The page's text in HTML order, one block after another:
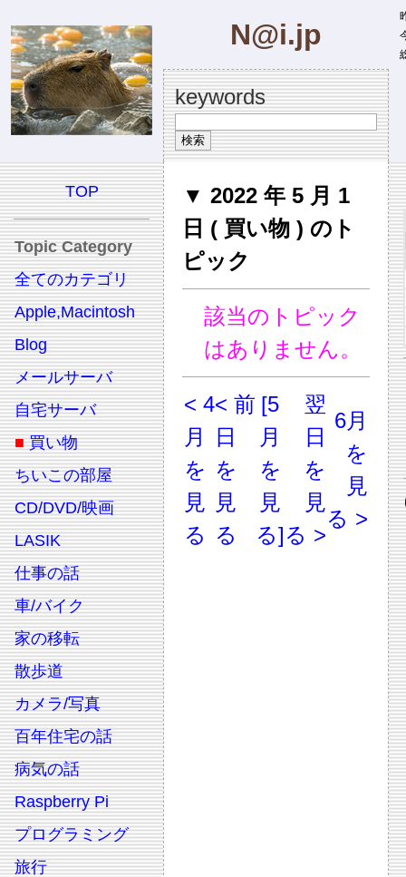
N@i.jp
keywords
TOP
Topic Category
全てのカテゴリ
Apple,Macintosh
Blog
メールサーバ
自宅サーバ
■ 買い物
ちいこの部屋
CD/DVD/映画
LASIK
仕事の話
車/バイク
家の移転
散歩道
カメラ/写真
百年住宅の話
病気の話
Raspberry Pi
プログラミング
旅行
▼ 2022 年 5 月 1
日 ( 買い物 ) のト
ピック
該当のトピック
はありません。
< 4
月
を
見
る
< 前
日
を
見
る
[5
月
を
見
る]
翌
日
を
見
る >
6月
を
見
る >